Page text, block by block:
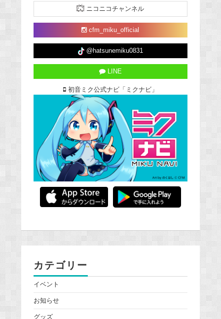
ニコニコチャンネル
cfm_miku_official
@hatsunemiku0831
LINE
初音ミク公式ナビ「ミクナビ」
カテゴリー
イベント
お知らせ
グッズ